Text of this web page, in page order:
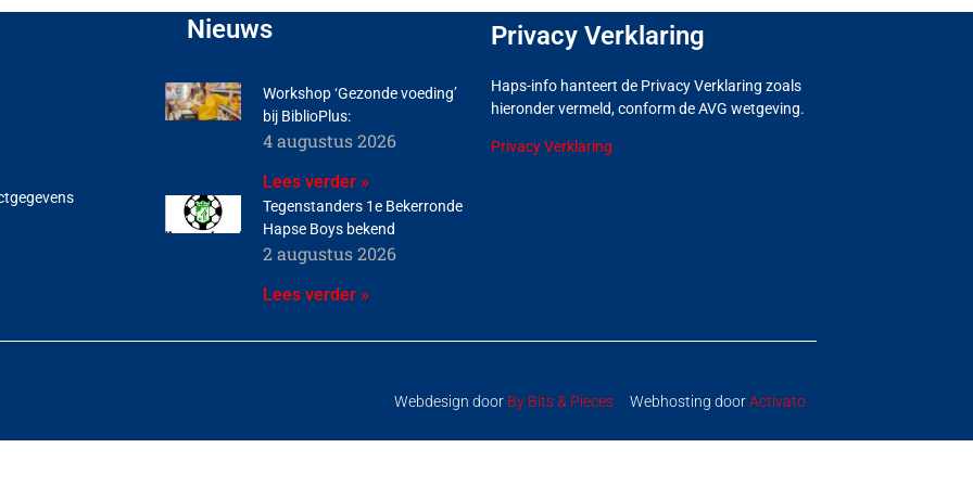
Nieuws
Workshop ‘Gezonde voeding’
bij BiblioPlus:
4 augustus 2026
Lees verder »
Tegenstanders 1e Bekerronde
Hapse Boys bekend
2 augustus 2026
Lees verder »
Privacy Verklaring
Haps-info hanteert de Privacy Verklaring zoals
hieronder vermeld, conform de AVG wetgeving.
Privacy Verklaring
Webdesign door By Bits & Pieces Webhosting doorActivato